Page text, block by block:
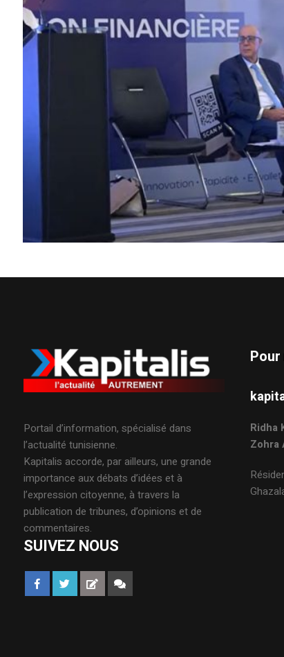
Portail d’information, spécialisé dans
l’actualité tunisienne.
Kapitalis accorde, par ailleurs, une grande
importance aux débats d’idées et à
l’expression citoyenne, à travers la
publication de tribunes, d’opinions et de
commentaires.
SUIVEZ NOUS
Ridha
Zohra